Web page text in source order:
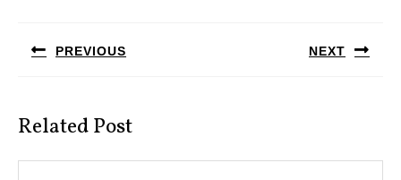
записям
PREVIOUS NEXT
Related Post